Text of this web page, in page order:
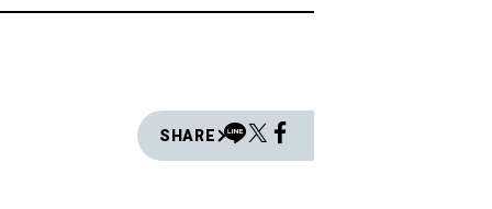
SHARE